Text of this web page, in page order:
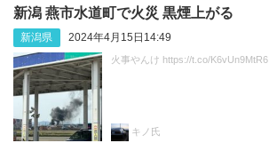
新潟 燕市水道町で火災 黒煙上がる
新潟県 2024年4月15日14:49
火事やんけ https://t.co/K6vUn9MtR6
キノ氏